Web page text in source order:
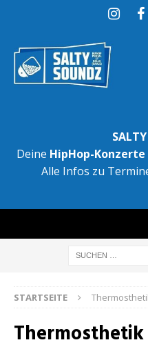
Deine HipHop-
Alle Infos zu
STARTSEITE
Thermosthetik